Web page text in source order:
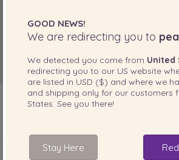
IN IHREM PRODUKT
GOOD NEWS!
We are redirecting you to
We detected you come from United
redirecting you to our US website
are listed in USD ($) and where we
and shipping only for our customers
States. See you there!
Stay Here